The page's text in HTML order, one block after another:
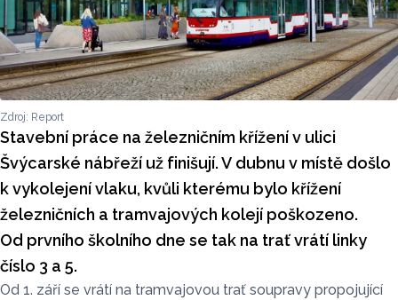
Zdroj: Report
Stavební práce na železničním křížení v ulici
Švýcarské nábřeží už finišují. V dubnu v místě došlo
k vykolejení vlaku, kvůli kterému bylo křížení
železničních a tramvajových kolejí poškozeno.
Od prvního školního dne se tak na trať vrátí linky
číslo 3 a 5.
Od 1. září se vrátí na tramvajovou trať soupravy propojující